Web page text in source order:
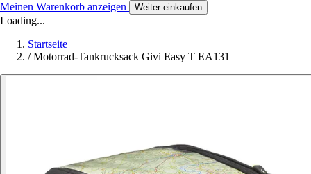
Meinen Warenkorb anzeigen Weiter einkaufen
Loading...
Startseite
/ Motorrad-Tankrucksack Givi Easy T EA131